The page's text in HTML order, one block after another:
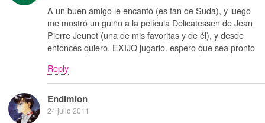
A un buen amigo le encantó (es fan de Suda), y luego
me mostró un guiño a la película Delicatessen de Jean
Pierre Jeunet (una de mis favoritas y de él), y desde
entonces quiero, EXIJO jugarlo. espero que sea pronto
Reply
Endimion
24 julio 2011